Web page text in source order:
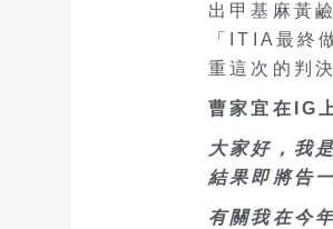
出甲基麻黃
「ITIA最終
重這次的判
曹家宜在IG
大家好，我
結果即將告
有關我在今